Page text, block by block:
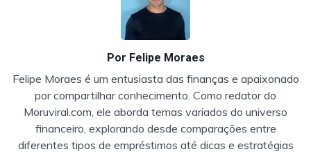
Por Felipe Moraes
Felipe Moraes é um entusiasta das finanças e apaixonado
por compartilhar conhecimento. Como redator do
Moruviral.com, ele aborda temas variados do universo
financeiro, explorando desde comparações entre
diferentes tipos de empréstimos até dicas e estratégias